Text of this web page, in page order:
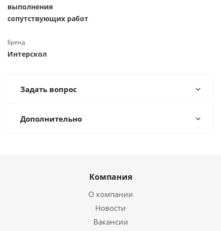
выполнения
сопутствующих работ
Бренд
Интерскол
Задать вопрос
Дополнительно
Компания
О компании
Новости
Вакансии